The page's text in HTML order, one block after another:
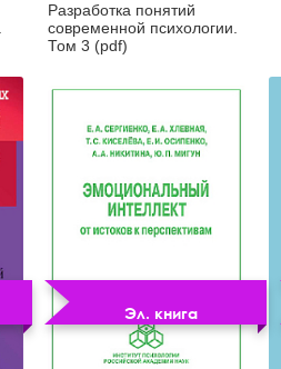
Разработка понятий
современной психологии.
Том 3 (pdf)
Эл. книга